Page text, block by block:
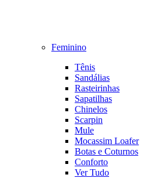
Feminino
Tênis
Sandálias
Rasteirinhas
Sapatilhas
Chinelos
Scarpin
Mule
Mocassim Loafer
Botas e Coturnos
Conforto
Ver Tudo